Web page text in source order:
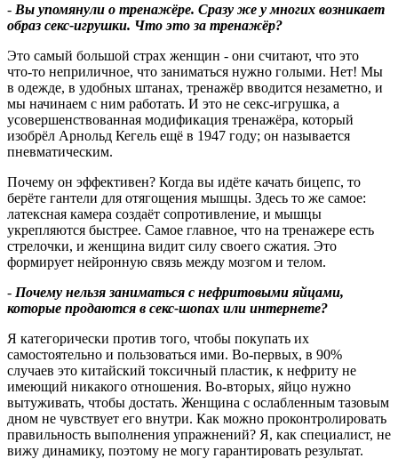
- Вы упомянули о тренажёре. Сразу же у многих возникает
образ секс-игрушки. Что это за тренажёр?
Это самый большой страх женщин - они считают, что это
что‑то неприличное, что заниматься нужно голыми. Нет! Мы
в одежде, в удобных штанах, тренажёр вводится незаметно, и
мы начинаем с ним работать. И это не секс-игрушка, а
усовершенствованная модификация тренажёра, который
изобрёл Арнольд Кегель ещё в 1947 году; он называется
пневматическим.
Почему он эффективен? Когда вы идёте качать бицепс, то
берёте гантели для отягощения мышцы. Здесь то же самое:
латексная камера создаёт сопротивление, и мышцы
укрепляются быстрее. Самое главное, что на тренажере есть
стрелочки, и женщина видит силу своего сжатия. Это
формирует нейронную связь между мозгом и телом.
- Почему нельзя заниматься с нефритовыми яйцами,
которые продаются в секс-шопах или интернете?
Я категорически против того, чтобы покупать их
самостоятельно и пользоваться ими. Во‑первых, в 90%
случаев это китайский токсичный пластик, к нефриту не
имеющий никакого отношения. Во‑вторых, яйцо нужно
вытуживать, чтобы достать. Женщина с ослабленным тазовым
дном не чувствует его внутри. Как можно проконтролировать
правильность выполнения упражнений? Я, как специалист, не
вижу динамику, поэтому не могу гарантировать результат.